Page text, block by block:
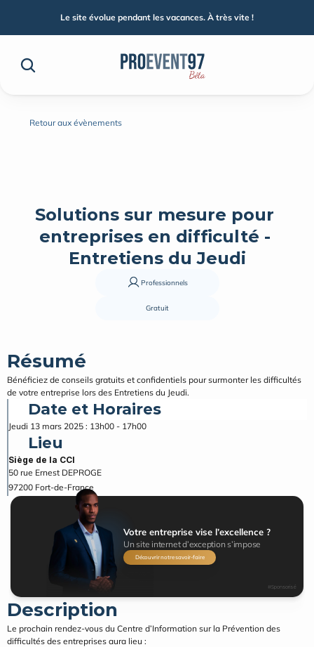
Retour aux évènements
Solutions sur mesure pour
entreprises en difficulté -
Entretiens du Jeudi
Professionnels
Gratuit
Résumé
Bénéficiez de conseils gratuits et confidentiels pour surmonter les difficultés
de votre entreprise lors des Entretiens du Jeudi.
Date et Horaires
Jeudi 13 mars 2025 : 13h00 - 17h00
Lieu
Siège de la CCI
50 rue Ernest DEPROGE
97200 Fort-de-France
Votre entreprise vise l’excellence ?
Un site internet d’exception s’impose
Découvrir notre savoir-faire
#Sponsorisé
Description
Le prochain rendez-vous du Centre d’Information sur la Prévention des
difficultés des entreprises aura lieu :
Le site évolue pendant les vacances. À très vite !